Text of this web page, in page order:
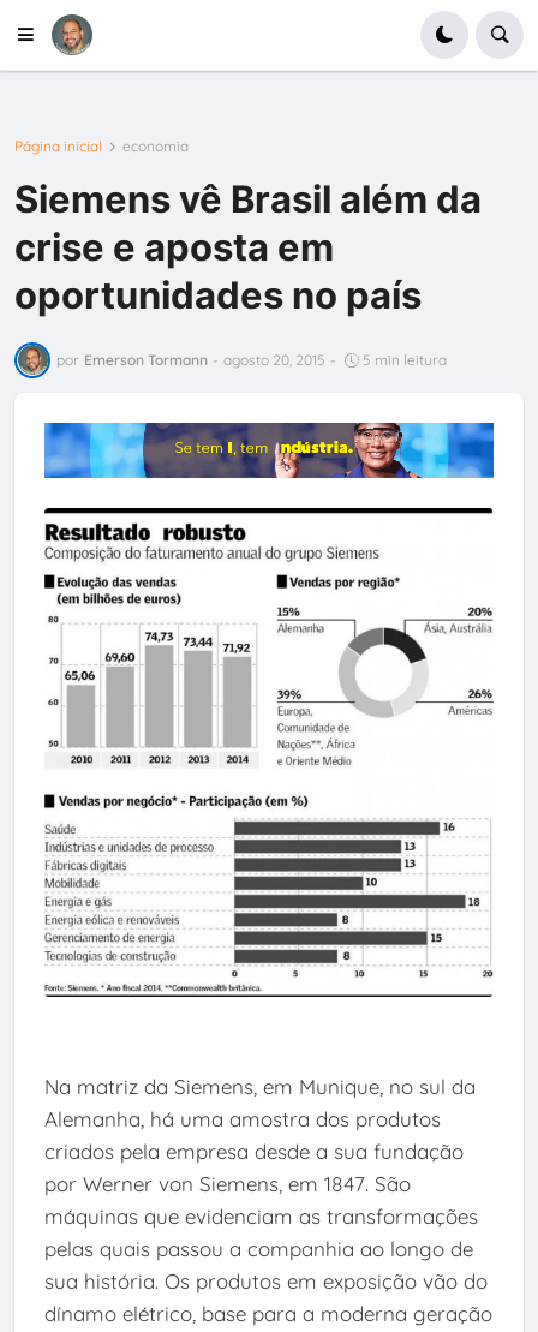
Página inicial economia
Siemens vê Brasil além da
crise e aposta em
oportunidades no país
por Emerson Tormann - agosto 20, 2015 - 5 min leitura
Na matriz da Siemens, em Munique, no sul da
Alemanha, há uma amostra dos produtos
criados pela empresa desde a sua fundação
por Werner von Siemens, em 1847. São
máquinas que evidenciam as transformações
pelas quais passou a companhia ao longo de
sua história. Os produtos em exposição vão do
dínamo elétrico, base para a moderna geração